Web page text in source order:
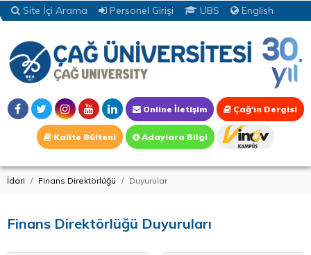
Site İçi Arama Personel Girişi UBS English
Online İletişim Çağ'ın Dergisi
Kalite Bülteni Adaylara Bilgi
İdari Finans Direktörlüğü Duyurular
Finans Direktörlüğü Duyuruları